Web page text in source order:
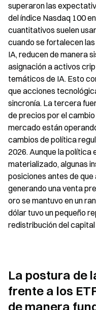
superaron las
del índice Nasdaq 100
cuantitativos suelen
cuando se fortalecen
IA, reducen de manera
asignación a activos
temáticos de IA. Esto
que acciones
sincronía. La tercera
de precios por el
mercado están
cambios de política
2026. Aunque la política
materializado, algunas
posiciones antes de
generando una venta
oro se mantuvo en un
dólar tuvo un pequeño
redistribución del
La postura de
frente a los
de manera